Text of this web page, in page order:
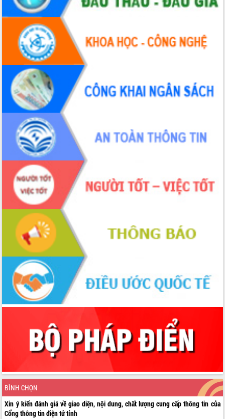
BÌNH CHỌN
Xin ý kiến đánh giá về giao diện, nội dung, chất lượng cung cấp thông tin của
Cổng thông tin điện tử tỉnh